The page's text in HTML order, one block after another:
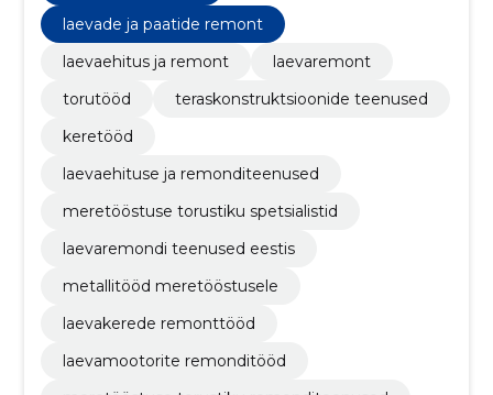
laevade ja paatide remont
laevaehitus ja remont
laevaremont
torutööd
teraskonstruktsioonide teenused
keretööd
laevaehituse ja remonditeenused
meretööstuse torustiku spetsialistid
laevaremondi teenused eestis
metallitööd meretööstusele
laevakerede remonttööd
laevamootorite remonditööd